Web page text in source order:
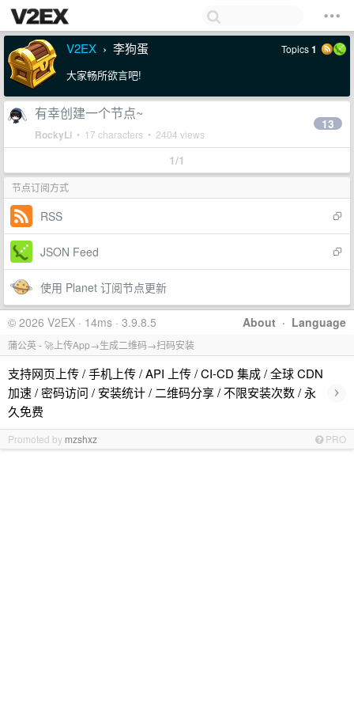
V2EX › 李狗蛋 Topics1
大家畅所欲言吧!
有幸创建一个节点~
RockyLi • 17 characters • 2404 views
13
1/1
节点订阅方式
RSS
JSON Feed
使用 Planet 订阅节点更新
About · Language
© 2026 V2EX · 14ms · 3.9.8.5
蒲公英 - 🚀上传App→生成二维码→扫码安装
支持网页上传 / 手机上传 / API 上传 / CI-CD 集成 / 全球 CDN
加速 / 密码访问 / 安装统计 / 二维码分享 / 不限安装次数 / 永
久免费
›
Promoted by mzshxz PRO